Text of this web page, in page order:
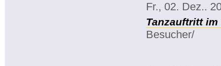
Fr., 02. Dez..
Tanzauftritt
Besucher/